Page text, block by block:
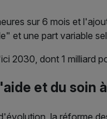
sur 6 mois et
et une part variable
2030, dont 1 milliard
et du soin
la réforme